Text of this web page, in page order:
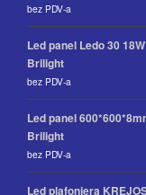
bez PDV-a
Led panel Ledo 30
Brilight
bez PDV-a
Led panel
Brilight
bez PDV-a
Led plafonjera